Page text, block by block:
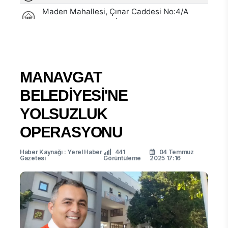
MANAVGAT
BELEDİYESİ'NE
YOLSUZLUK
OPERASYONU
Haber Kaynağı : Yerel Haber
Gazetesi
441
Görüntüleme
04 Temmuz
2025 17:16